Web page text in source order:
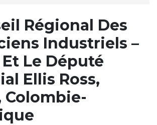
Régional Des
Industriels –
Le Député
Ellis Ross,
Colombie-